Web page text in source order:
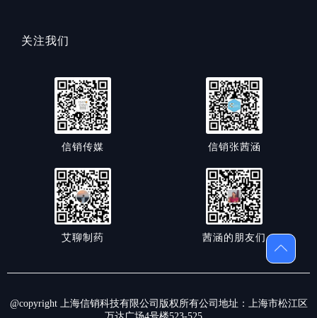
关注我们
信销传媒 信销张茜涵
艾聊制药 茜涵的朋友们
@copyright 上海信销科技有限公司版权所有公司地址：上海市松江区